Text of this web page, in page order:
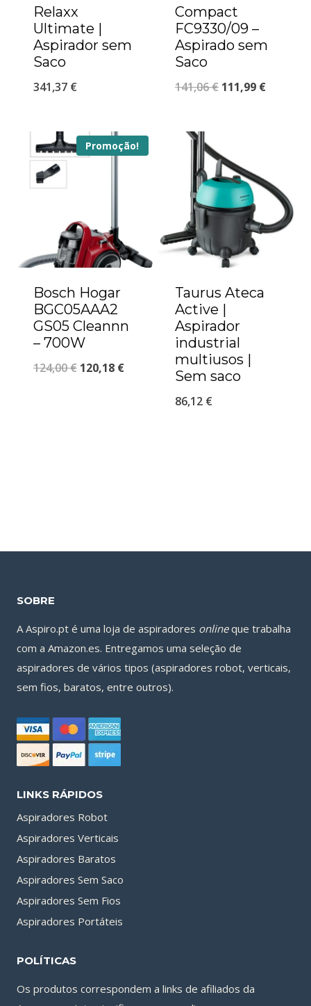
Relaxx
Ultimate |
Aspirador sem
Saco
341,37 €
Compact
FC9330/09 –
Aspirado sem
Saco
141,06€ 111,99 €
Promoção!
Bosch Hogar
BGC05AAA2
GS05 Cleannn
– 700W
124,00€ 120,18 €
Taurus Ateca
Active |
Aspirador
industrial
multiusos |
Sem saco
86,12 €
SOBRE
A Aspiro.pt é uma loja de aspiradores onlineque trabalha
com a Amazon.es. Entregamos uma seleção de
aspiradores de vários tipos (aspiradores robot, verticais,
sem fios, baratos, entre outros).
LINKS RÁPIDOS
Aspiradores Robot
Aspiradores Verticais
Aspiradores Baratos
Aspiradores Sem Saco
Aspiradores Sem Fios
Aspiradores Portáteis
POLÍTICAS
Os produtos correspondem a links de afiliados da